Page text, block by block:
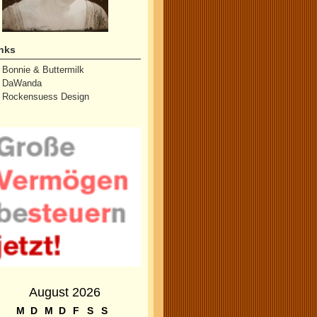
Bonnie & Buttermilk
DaWanda
Rockensuess Design
August 2026
M D M D F S S